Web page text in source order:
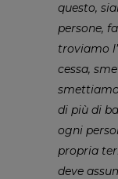
questo,
persone,
troviamo
cessa,
di più di
ogni
propria
deve